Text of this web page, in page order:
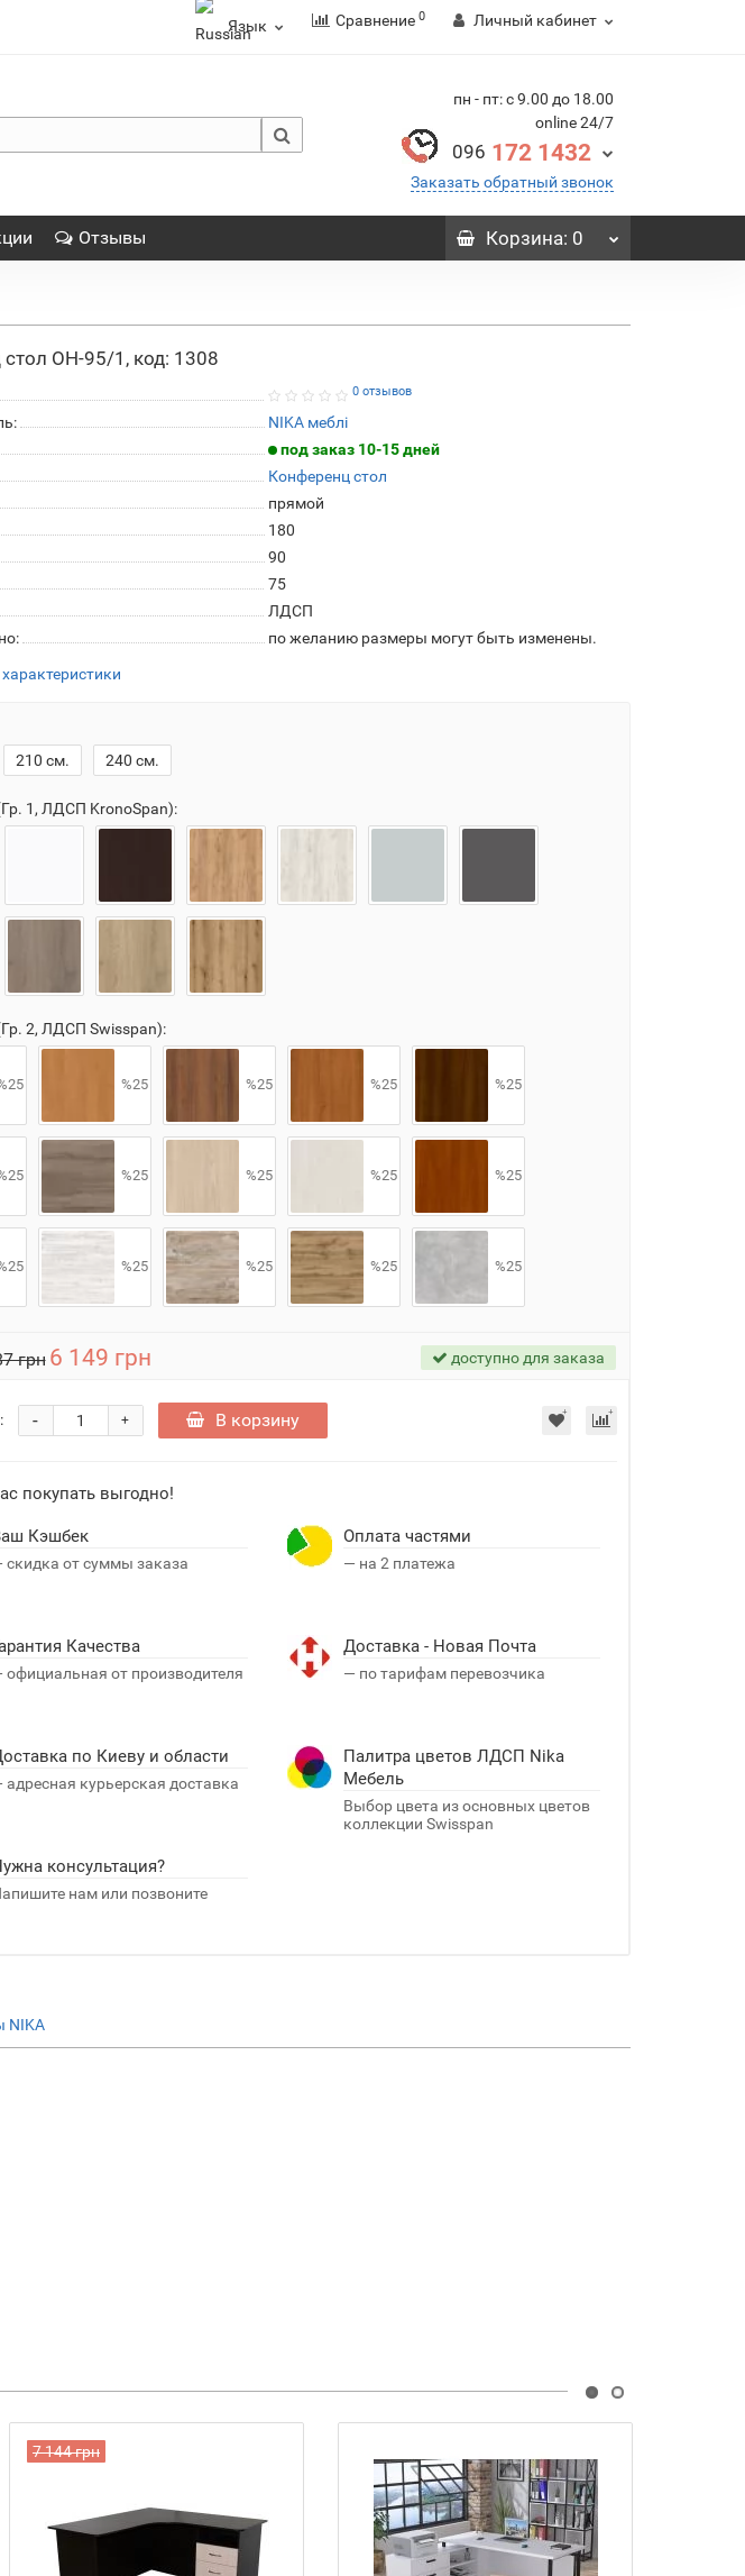
Язык Сравнение 0 Личный кабинет
пн - пт: с 9.00 до 18.00
online 24/7
096 172 1432
Заказать обратный звонок
Отзывы Корзина: 0
ОН-95/1, код: 1308
0 отзывов
NIKA меблі
под заказ 10-15 дней
Конференц стол
прямой
180
90
75
ЛДСП
по желанию размеры могут быть изменены.
210 см. 240 см.
1, ЛДСП KronoSpan):
2, ЛДСП Swisspan):
%25 %25 %25 %25
%25 %25 %25 %25
%25 %25 %25 %25
грн 6 149 грн доступно для заказа
+
- В корзину
покупать выгодно!
Кэшбек
скидка от суммы заказа
Оплата частями
— на 2 платежа
Качества
официальная от производителя
Доставка - Новая Почта
— по тарифам перевозчика
по Киеву и области
адресная курьерская доставка
Палитра цветов ЛДСП Nika
Мебель
Выбор цвета из основных цветов
коллекции Swisspan
консультация?
нам или позвоните
NIKA
7 144 грн